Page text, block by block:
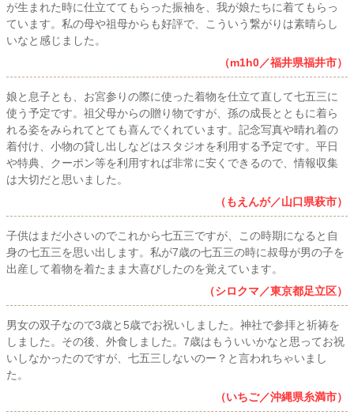
が生まれた時に仕立ててもらった振袖を、我が娘たちに着てもらっ
ています。私の母や祖母からも好評で、こういう繋がりは素晴らし
いなと感じました。
（m1h0／福井県福井市）
娘と息子とも、お宮参りの際に使った着物を仕立て直して七五三に
使う予定です。祖父母からの贈り物ですが、孫の成長とともに着ら
れる姿をみられてとても喜んでくれています。記念写真や晴れ着の
着付け、小物の貸し出しなどはスタジオを利用する予定です。平日
や特典、クーポン等を利用すれば非常に安くできるので、情報収集
は大切だと思いました。
（もえんが／山口県萩市）
子供はまだ小さいのでこれから七五三ですが、この時期になると自
身の七五三を思い出します。私が7歳の七五三の時に叔母が男の子を
出産して着物を着たまま大喜びしたのを覚えています。
（シロクマ／東京都足立区）
男女の双子なので3歳と5歳でお祝いしました。神社で参拝と祈祷を
しました。その後、外食しました。7歳はもういいかなと思ってお祝
いしなかったのですが、七五三しないのー？と言われちゃいまし
た。
（いちご／沖縄県糸満市）